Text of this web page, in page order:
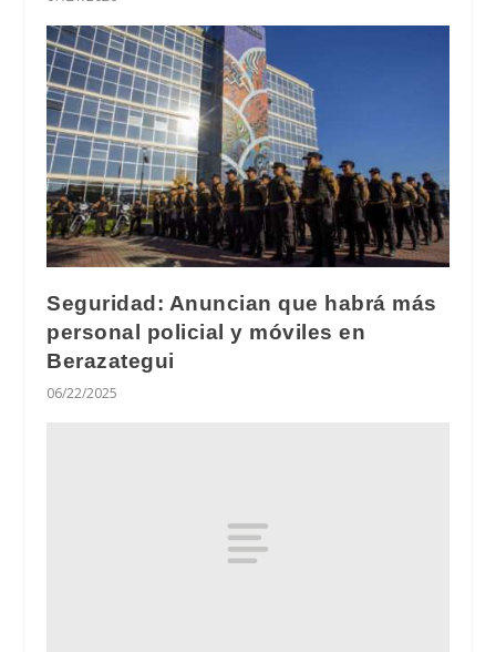
Seguridad: Anuncian que habrá más
personal policial y móviles en
Berazategui
06/22/2025